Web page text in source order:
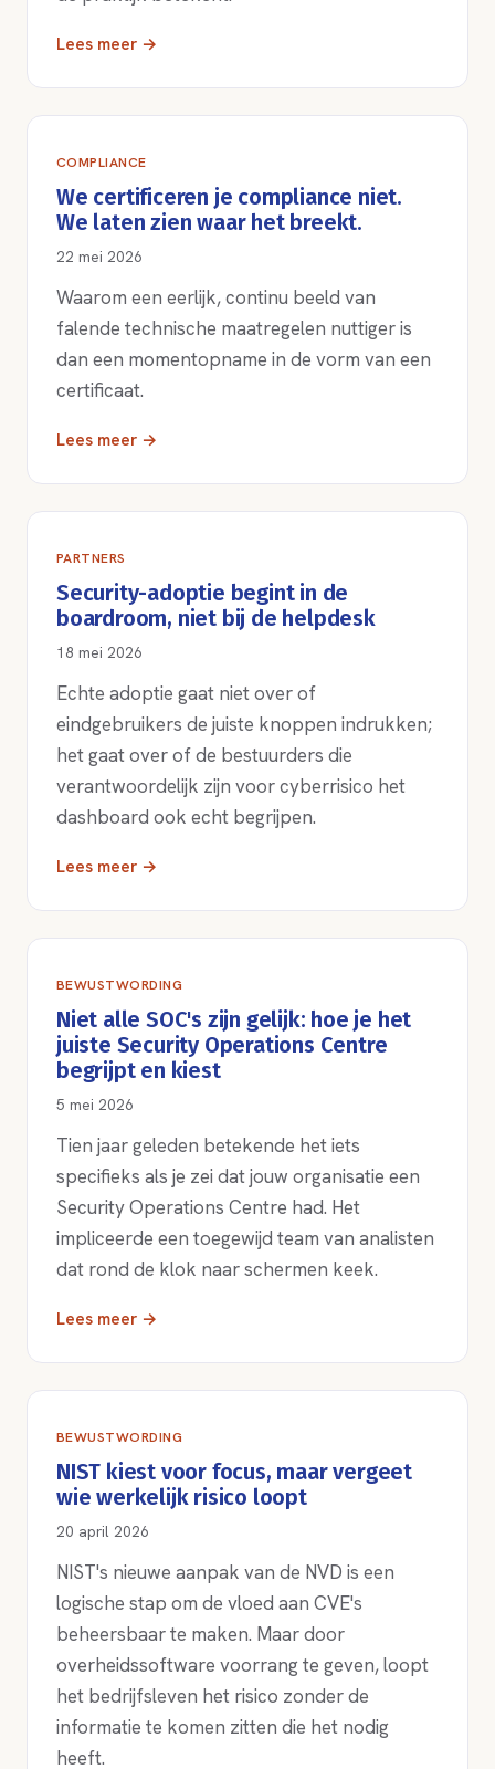
Lees meer →
COMPLIANCE
We certificeren je compliance niet.
We laten zien waar het breekt.
22 mei 2026
Waarom een eerlijk, continu beeld van
falende technische maatregelen nuttiger is
dan een momentopname in de vorm van een
certificaat.
Lees meer →
PARTNERS
Security-adoptie begint in de
boardroom, niet bij de helpdesk
18 mei 2026
Echte adoptie gaat niet over of
eindgebruikers de juiste knoppen indrukken;
het gaat over of de bestuurders die
verantwoordelijk zijn voor cyberrisico het
dashboard ook echt begrijpen.
Lees meer →
BEWUSTWORDING
Niet alle SOC's zijn gelijk: hoe je het
juiste Security Operations Centre
begrijpt en kiest
5 mei 2026
Tien jaar geleden betekende het iets
specifieks als je zei dat jouw organisatie een
Security Operations Centre had. Het
impliceerde een toegewijd team van analisten
dat rond de klok naar schermen keek.
Lees meer →
BEWUSTWORDING
NIST kiest voor focus, maar vergeet
wie werkelijk risico loopt
20 april 2026
NIST's nieuwe aanpak van de NVD is een
logische stap om de vloed aan CVE's
beheersbaar te maken. Maar door
overheidssoftware voorrang te geven, loopt
het bedrijfsleven het risico zonder de
informatie te komen zitten die het nodig
heeft.